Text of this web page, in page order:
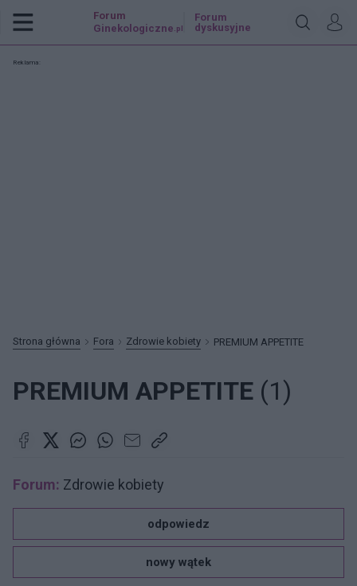
Forum
Ginekologiczne .pl
Forum
dyskusyjne
Reklama:
Strona główna Fora Zdrowie kobiety PREMIUM APPETITE
PREMIUM APPETITE (1)
Forum: Zdrowie kobiety
odpowiedz
nowy wątek